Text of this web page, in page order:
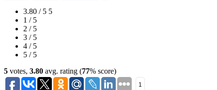
3.80 / 5 5
1 / 5
2 / 5
3 / 5
4 / 5
5 / 5
5 votes, 3.80 avg. rating (77% score)
1